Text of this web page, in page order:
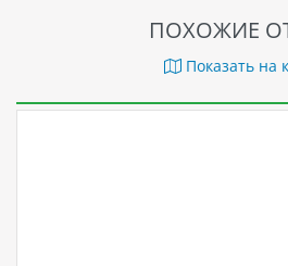
ПОХОЖИЕ
Показать на